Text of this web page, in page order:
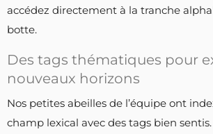
accédez directement à la tranche
botte.
Des tags thématiques pour
nouveaux horizons
Nos petites abeilles de l’équipe ont
champ lexical avec des tags bien